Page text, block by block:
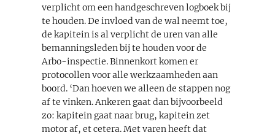
verplicht om een handgeschreven logboek bij
te houden. De invloed van de wal neemt toe,
de kapitein is al verplicht de uren van alle
bemanningsleden bij te houden voor de
Arbo-inspectie. Binnenkort komen er
protocollen voor alle werkzaamheden aan
boord. ‘Dan hoeven we alleen de stappen nog
af te vinken. Ankeren gaat dan bijvoorbeeld
zo: kapitein gaat naar brug, kapitein zet
motor af, et cetera. Met varen heeft dat